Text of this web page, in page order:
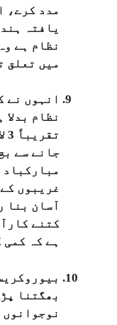
مدد کرے،
یافتہ
نظام ہے
میں تعلق
انہوں نے
نظام
جانے سے
مبارکباد
غریبوں
آسان بنا
کتنے
ہے کہ کمی
بھگتنا